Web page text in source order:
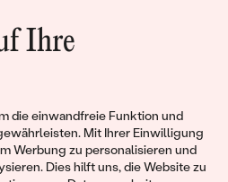
Ihre
die einwandfreie Funktion und
Mit Ihrer Einwilligung
Werbung zu personalisieren und
Dies hilft uns, die Website zu
wir
Schönheit und